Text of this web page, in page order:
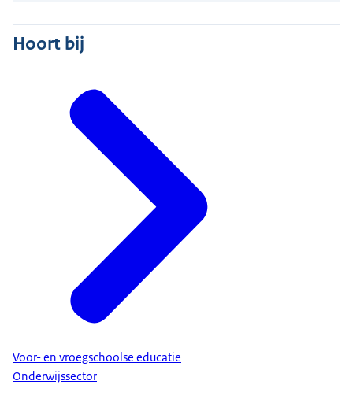
Hoort bij
Voor- en vroegschoolse educatie
Onderwijssector